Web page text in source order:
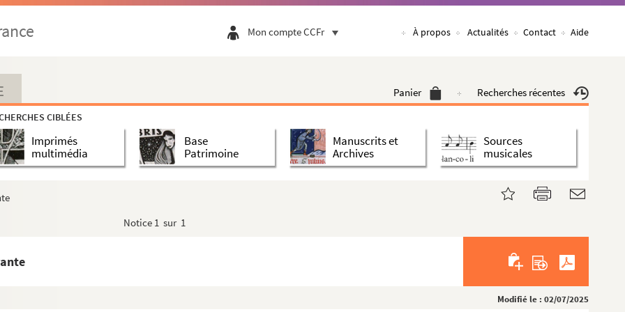
Mon compte CCFr À propos Actualités Contact Aide
Panier Recherches récentes
CIBLÉES
Imprimés
multimédia
Base
Patrimoine
Manuscrits et
Archives
Sources
musicales
Notice 1 sur 1
Modifié le : 02/07/2025